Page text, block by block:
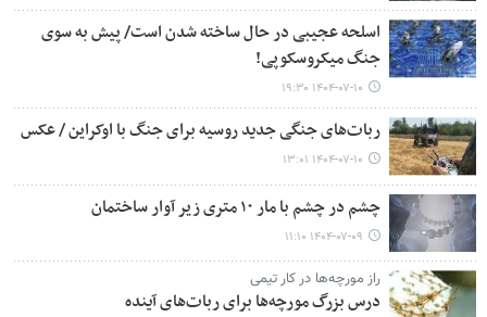
اسلحه عجیبی در حال ساخته شدن است/ پیش به سوی
جنگ میکروسکوپی!
۱۴۰۴-۰۷-۱۰ ۱۹:۳۰
ربات‌های جنگی جدید روسیه برای جنگ با اوکراین / عکس
۱۴۰۴-۰۷-۱۰ ۱۳:۰۱
چشم در چشم با مار ۱۰ متری زیر آوار ساختمان
۱۴۰۴-۰۷-۰۹ ۱۱:۱۰
راز مورچه‌ها در کار تیمی
درس بزرگ مورچه‌ها برای ربات‌های آینده